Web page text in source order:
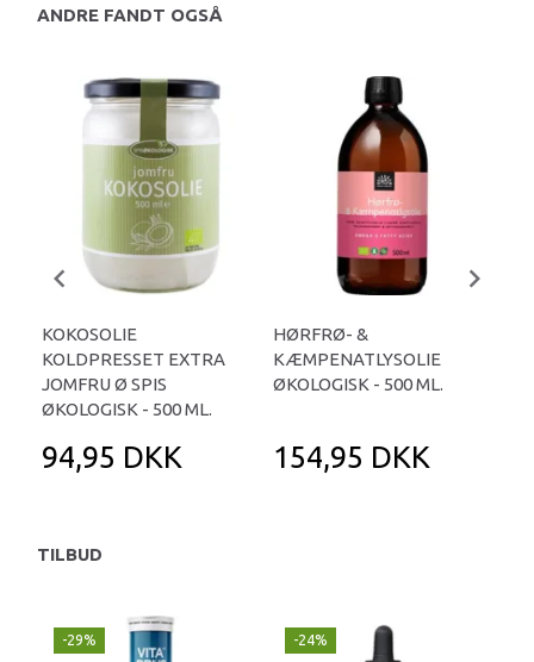
ANDRE FANDT OGSÅ
KOKOSOLIE
KOLDPRESSET EXTRA
JOMFRU Ø SPIS
ØKOLOGISK - 500 ML.
94,95 DKK
HØRFRØ- &
KÆMPENATLYSOLIE
ØKOLOGISK - 500 ML.
154,95 DKK
TILBUD
-29% -24%